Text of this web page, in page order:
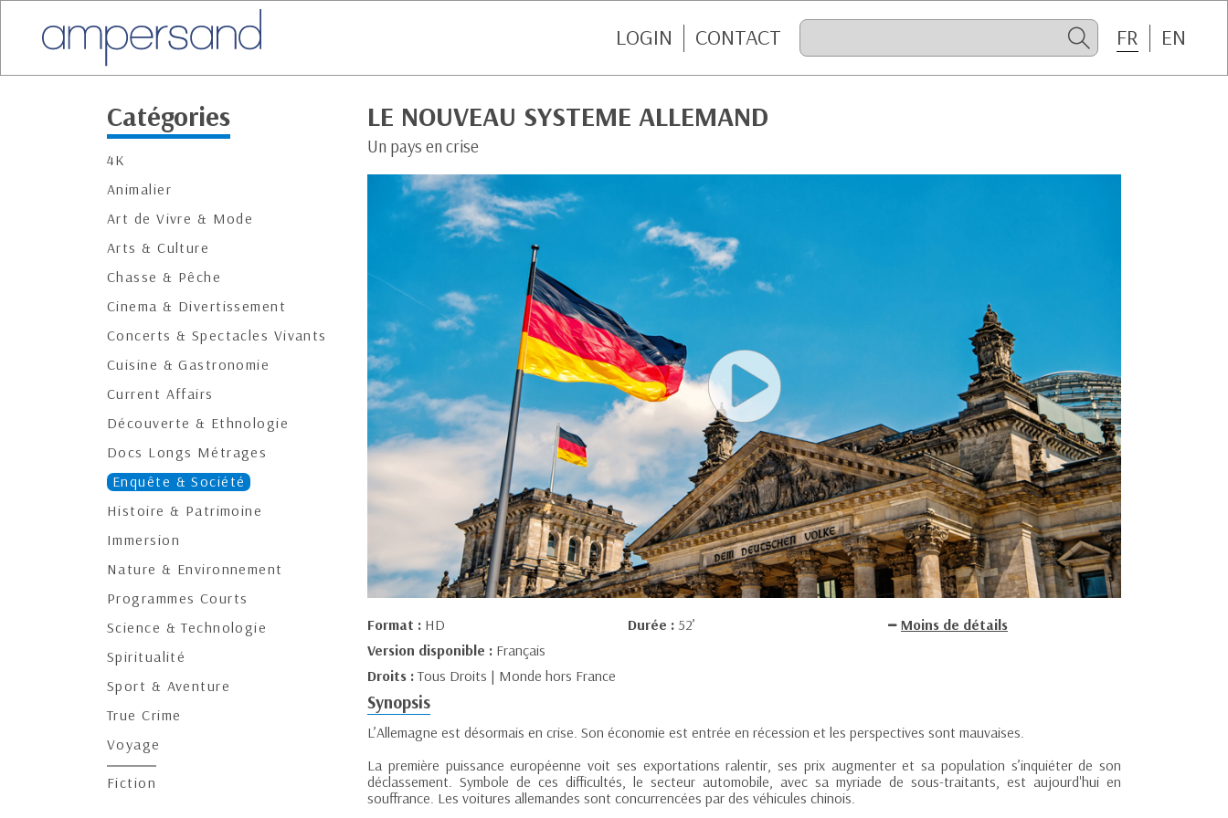
LOGIN CONTACT FR EN
Catégories
4K
Animalier
Art de Vivre & Mode
Arts & Culture
Chasse & Pêche
Cinema & Divertissement
Concerts & Spectacles Vivants
Cuisine & Gastronomie
Current Affairs
Découverte & Ethnologie
Docs Longs Métrages
Enquête & Société
Histoire & Patrimoine
Immersion
Nature & Environnement
Programmes Courts
Science & Technologie
Spiritualité
Sport & Aventure
True Crime
Voyage
Fiction
LE NOUVEAU SYSTEME ALLEMAND
Un pays en crise
Format : HD Durée : 52’
Moins de détails
Version disponible : Français
Droits :Tous Droits | Monde hors France
Synopsis
L’Allemagne est désormais en crise. Son économie est entrée en récession et les perspectives sont mauvaises.
La première puissance européenne voit ses exportations ralentir, ses prix augmenter et sa population s’inquiéter de son
déclassement. Symbole de ces difficultés, le secteur automobile, avec sa myriade de sous-traitants, est aujourd'hui en
souffrance. Les voitures allemandes sont concurrencées par des véhicules chinois.